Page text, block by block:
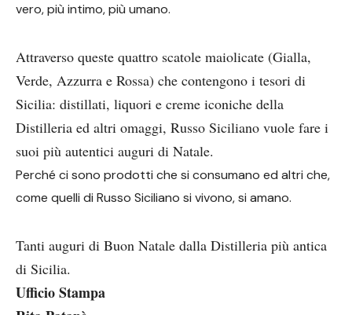
vero, più intimo, più umano.
Attraverso queste quattro scatole maiolicate (Gialla,
Verde, Azzurra e Rossa) che contengono i tesori di
Sicilia: distillati, liquori e creme iconiche della
Distilleria ed altri omaggi, Russo Siciliano vuole fare i
suoi più autentici auguri di Natale.
Perché ci sono prodotti che si consumano ed altri che,
come quelli di Russo Siciliano si vivono, si amano.
Tanti auguri di Buon Natale dalla Distilleria più antica
di Sicilia.
Ufficio Stampa